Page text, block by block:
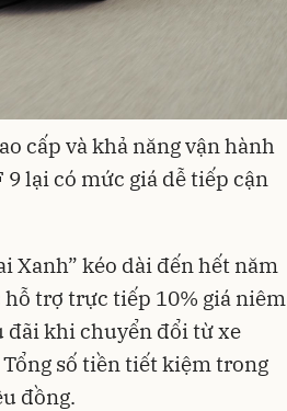
cấp và khả năng vận hành
9 lại có mức giá dễ tiếp cận
Xanh” kéo dài đến hết năm
trợ trực tiếp 10% giá niêm
đãi khi chuyển đổi từ xe
số tiền tiết kiệm trong
đồng.